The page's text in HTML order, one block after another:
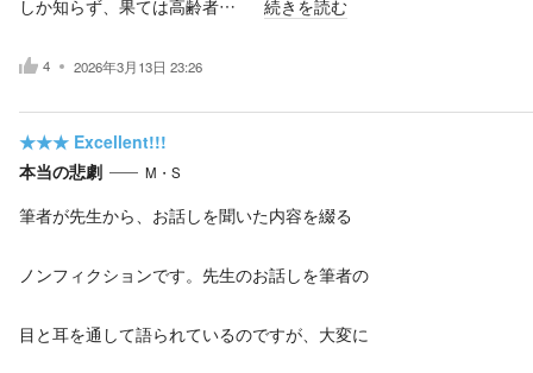
しか知らず、果ては高齢者…
続きを読む
4 2026年3月13日 23:26
★★★ Excellent!!!
本当の悲劇
M・S
筆者が先生から、お話しを聞いた内容を綴る
ノンフィクションです。先生のお話しを筆者の
目と耳を通して語られているのですが、大変に